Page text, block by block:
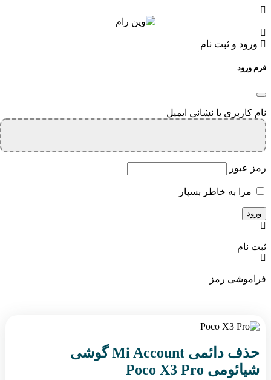
ورود و ثبت نام
فرم ورود
نام کاربری یا نشانی ایمیل
رمز عبور
مرا به خاطر بسپار
ثبت نام
فراموشی رمز
حذف دائمی Mi Account گوشی
شیائومی Poco X3 Pro